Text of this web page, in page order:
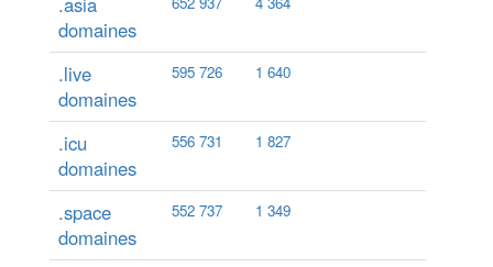
domaines
.live
domaines
595 726 1 640
.icu
domaines
556 731 1 827
.space
domaines
552 737 1 349